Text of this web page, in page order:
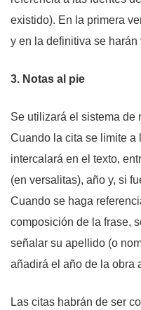
existido). En la primera
y en la definitiva se harán
3. Notas al pie
Se utilizará el sistema de
Cuando la cita se limite a
intercalará en el texto,
(en versalitas), año y, si
Cuando se haga
composición de la frase,
señalar su apellido (o
añadirá el año de la obra
Las citas habrán de ser